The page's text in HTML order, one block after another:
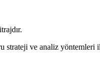
ve analiz yöntemleri